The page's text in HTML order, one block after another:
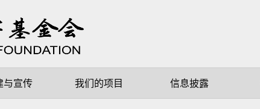
与宣传 我们的项目 信息披露